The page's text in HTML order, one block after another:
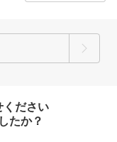
ください
たか？